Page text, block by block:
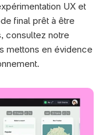
UX et
final prêt à être
mettons en évidence